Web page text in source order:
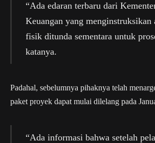
“Ada edaran terbaru dari
Keuangan yang menginstruksikan
fisik ditunda sementara untuk
katanya.
Padahal, sebelumnya pihaknya telah
paket proyek dapat mulai dilelang pada
“Ada informasi bahwa setelah